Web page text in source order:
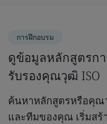
การฝึกอบรม
ดูข้อมูลหลักสูตรก
รับรองคุณวุฒิ ISO
ค้นหาหลักสูตรหรือคุ
และทีมของคุณ เริ่มส